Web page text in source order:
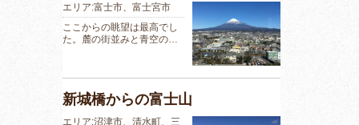
エリア:富士市、富士宮市
ここからの眺望は最高でし
た。麓の街並みと青空の…
新城橋からの富士山
エリア:沼津市、清水町、三